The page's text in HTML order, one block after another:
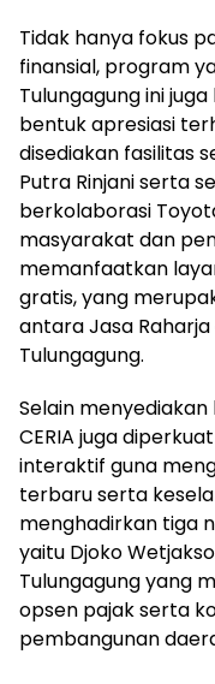
Tidak hanya fokus
finansial, program
Tulungagung ini
bentuk apresiasi
disediakan fasilitas
Putra Rinjani serta
berkolaborasi
masyarakat dan
memanfaatkan
gratis, yang
antara Jasa
Tulungagung.
Selain menyediakan
CERIA juga
interaktif guna
terbaru serta
menghadirkan tiga
yaitu Djoko
Tulungagung yang
opsen pajak serta
pembangunan